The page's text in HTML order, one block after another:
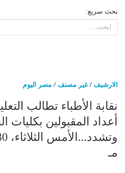
بحث سريع:
الارشيف /غير مصنف / مصر اليوم
نقابة الأطباء تطالب
أعداد المقبولين بكليات
مـ